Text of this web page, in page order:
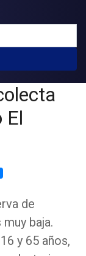
El
de
baja.
y 65 años,